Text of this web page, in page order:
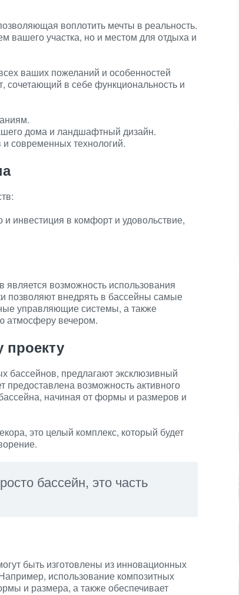
воплотить мечты в реальность.
вашего участка, но и местом для отдыха и
ваших пожеланий и особенностей
сочетающий в себе функциональность и
дома и ландшафтный дизайн.
современных технологий.
инвестиция в комфорт и удовольствие,
возможность использования
позволяют внедрять в бассейны самые
управляющие системы, а также
атмосферу вечером.
бассейнов, предлагают эксклюзивный
предоставлена возможность активного
начиная от формы и размеров и
это целый комплекс, который будет
бассейн, это часть
быть изготовлены из инновационных
использование композитных
и размера, а также обеспечивает